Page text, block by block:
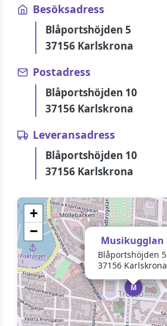
Besöksadress
Blåportshöjden 5
37156 Karlskrona
Postadress
Blåportshöjden 10
37156 Karlskrona
Leveransadress
Blåportshöjden 10
37156 Karlskrona
M
Musikugglan
Blåportshöjden 5
37156 Karlskrona
+
−